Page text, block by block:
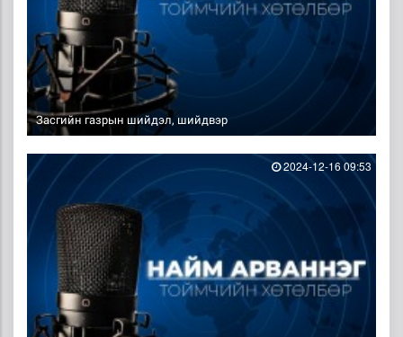
Засгийн газрын шийдэл, шийдвэр
2024-12-16 09:53